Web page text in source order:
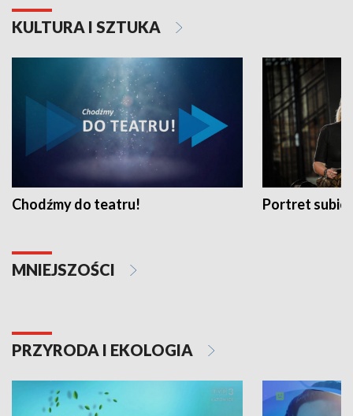
KULTURA I SZTUKA
Chodźmy do teatru! Portret
MNIEJSZOŚCI
PRZYRODA I EKOLOGIA